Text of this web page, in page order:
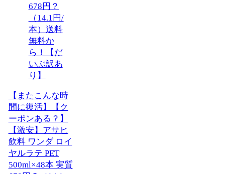
【またこんな時
間に復活】【ク
ーポンある？】
【激安】アサヒ
飲料 ワンダ ロイ
ヤルラテ PET
500ml×48本 実質